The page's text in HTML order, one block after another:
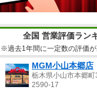
全国 営業評価ラン
※過去1年間に一定数の評価
MGM小山本郷店
栃木県小山市本郷町
2590-17